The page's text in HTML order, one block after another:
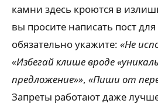
камни здесь кроются в
вы просите написать пост для
обязательно укажите: «Не
«Избегай клише вроде
предложение»», «Пиши от
Запреты работают даже